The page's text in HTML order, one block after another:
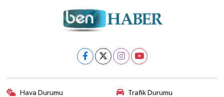
Hava Durumu Trafik Durumu